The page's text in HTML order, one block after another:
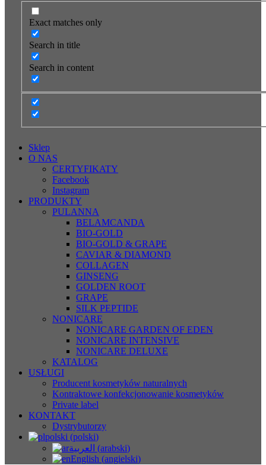
Exact matches only
Search in title
Search in content
Sklep
O NAS
CERTYFIKATY
Facebook
Instagram
PRODUKTY
PULANNA
BELAMCANDA
BIO-GOLD
BIO-GOLD & GRAPE
CAVIAR & DIAMOND
COLLAGEN
GINSENG
GOLDEN ROOT
GRAPE
SILK PEPTIDE
NONICARE
NONICARE GARDEN OF EDEN
NONICARE INTENSIVE
NONICARE DELUXE
KATALOG
USŁUGI
Producent kosmetyków naturalnych
Kontraktowe konfekcjonowanie kosmetyków
Private label
KONTAKT
Dystrybutorzy
polski (polski)
العربية (arabski)
English (angielski)